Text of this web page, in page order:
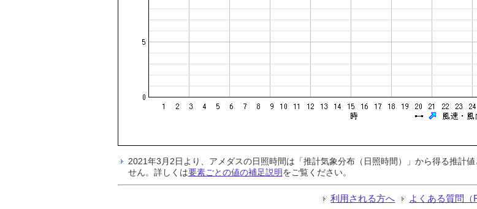
2021年3月2日より、アメダスの日照時間は「推計気象分布（日照時間）」から得る推計
せん。詳しくは要素ごとの値の補足説明をご覧ください。
利用される方へ よくある質問（